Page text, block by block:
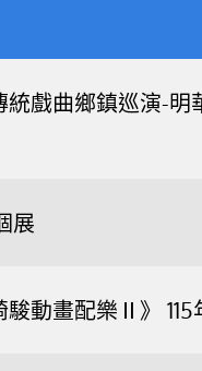
戲曲鄉鎮巡演-明
展
動畫配樂Ⅱ》